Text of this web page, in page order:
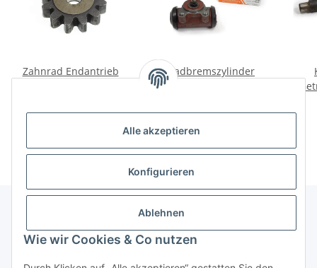
Alle akzeptieren
Konfigurieren
Ablehnen
Wie wir Cookies & Co nutzen
Zahnrad Endantrieb
Radbremszylinder
UAZ469, GAZ69, Wolga
Informationen